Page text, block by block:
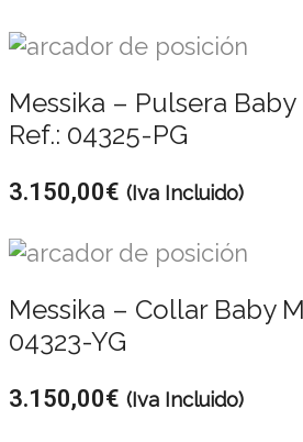
Messika – Pulsera
Ref.: 04325-PG
3.150,00€ (Iva Incluido)
Messika – Collar Baby
04323-YG
3.150,00€ (Iva Incluido)